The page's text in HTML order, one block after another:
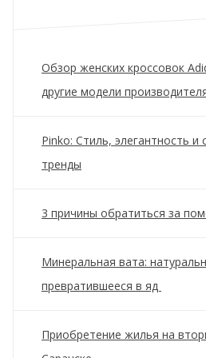
Обзор женских кроссовок
другие модели
Pinko: Стиль, элегантность и
тренды
3 причины обратиться за
Минеральная вата:
превратившееся в яд
Приобретение жилья на